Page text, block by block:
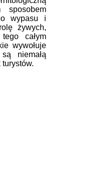
sposobem
wypasu i
żywych,
całym
wywołuje
niemałą